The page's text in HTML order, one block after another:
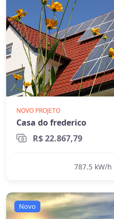
NOVO PROJETO
Casa do frederico
R$ 22.867,79
787.5 kW/h
Novo